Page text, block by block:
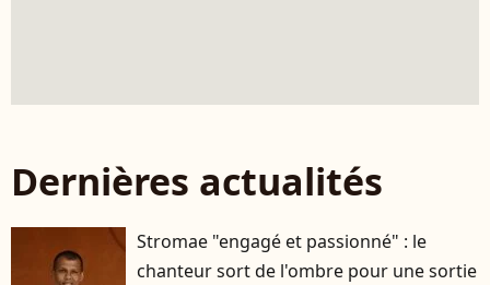
Dernières actualités
Stromae "engagé et passionné" : le
chanteur sort de l'ombre pour une sortie